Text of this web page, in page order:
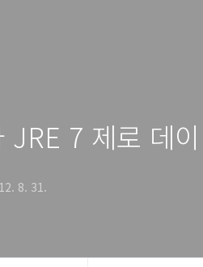
JRE 7 제로 데
8. 31.